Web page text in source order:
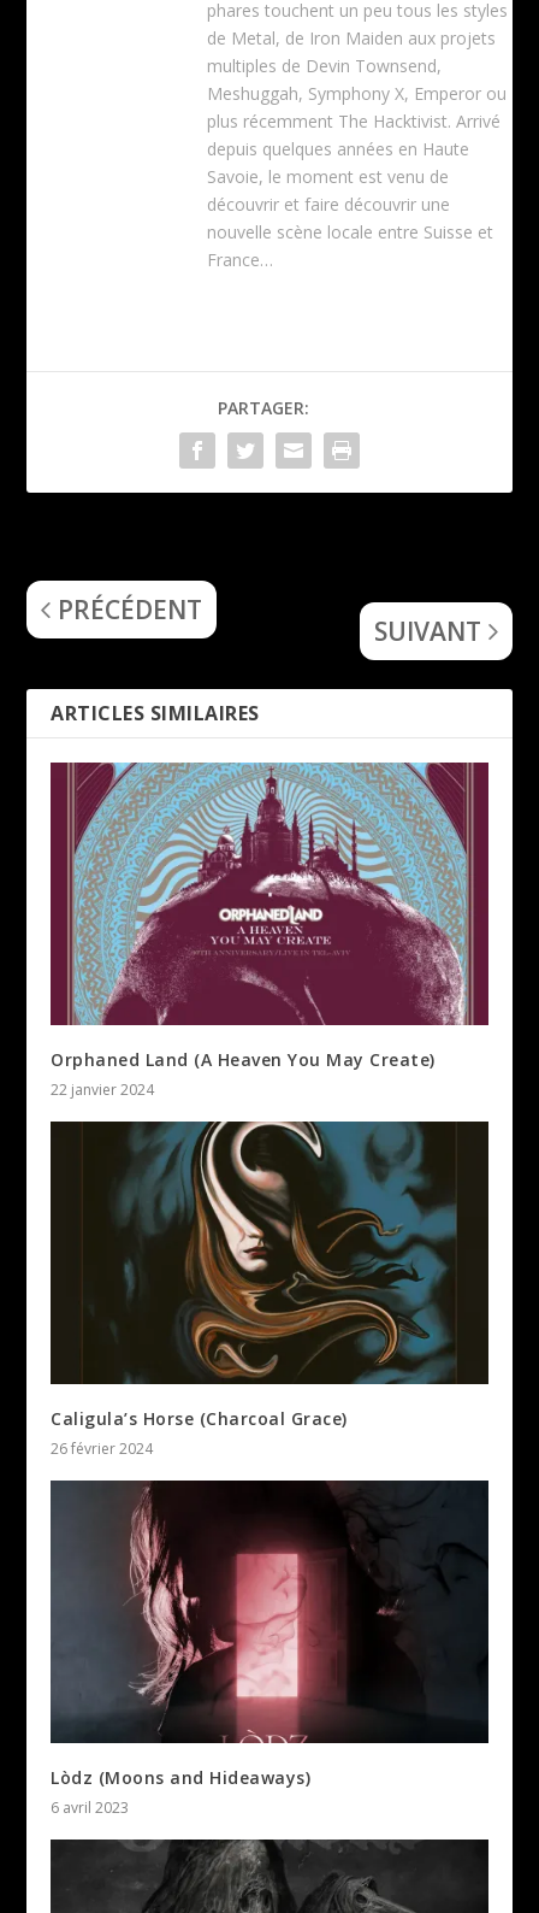
phares touchent un peu tous les styles
de Metal, de Iron Maiden aux projets
multiples de Devin Townsend,
Meshuggah, Symphony X, Emperor ou
plus récemment The Hacktivist. Arrivé
depuis quelques années en Haute
Savoie, le moment est venu de
découvrir et faire découvrir une
nouvelle scène locale entre Suisse et
France…
PARTAGER:
PRÉCÉDENT
SUIVANT
ARTICLES SIMILAIRES
Orphaned Land (A Heaven You May Create)
22 janvier 2024
Caligula’s Horse (Charcoal Grace)
26 février 2024
Lòdz (Moons and Hideaways)
6 avril 2023